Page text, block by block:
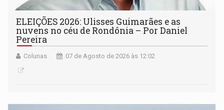
ELEIÇÕES 2026: Ulisses Guimarães e as
nuvens no céu de Rondônia – Por Daniel
Pereira
Colunas 07 de Agosto de 2026 às 12:02